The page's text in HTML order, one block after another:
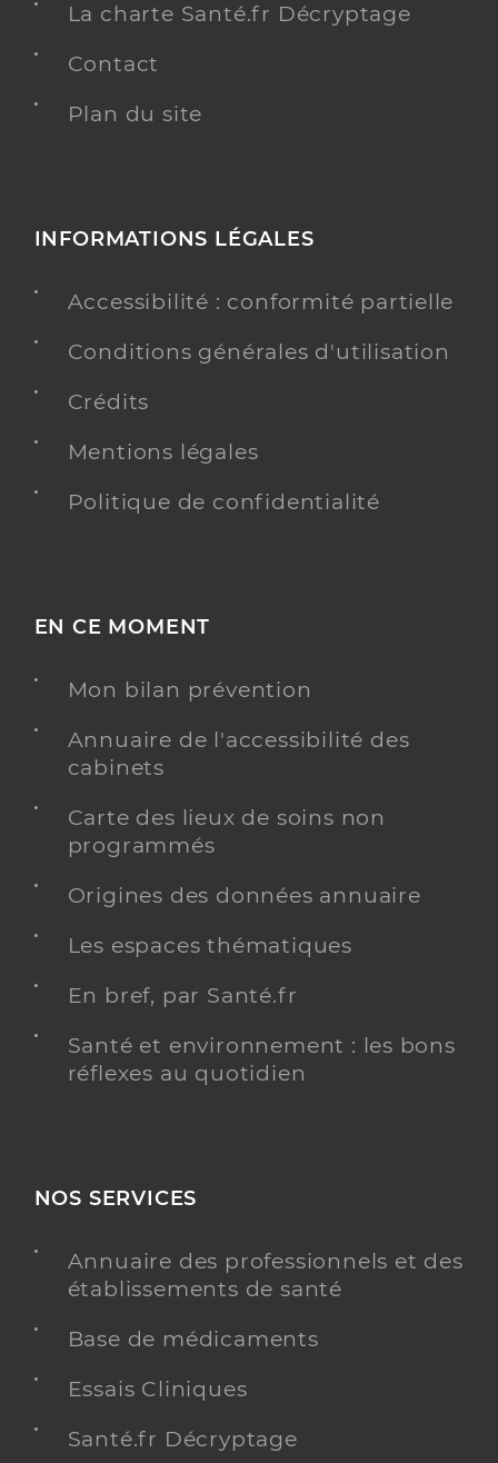
La charte Santé.fr Décryptage
Contact
Plan du site
INFORMATIONS LÉGALES
Accessibilité : conformité partielle
Conditions générales d'utilisation
Crédits
Mentions légales
Politique de confidentialité
EN CE MOMENT
Mon bilan prévention
Annuaire de l'accessibilité des
cabinets
Carte des lieux de soins non
programmés
Origines des données annuaire
Les espaces thématiques
En bref, par Santé.fr
Santé et environnement : les bons
réflexes au quotidien
NOS SERVICES
Annuaire des professionnels et des
établissements de santé
Base de médicaments
Essais Cliniques
Santé.fr Décryptage